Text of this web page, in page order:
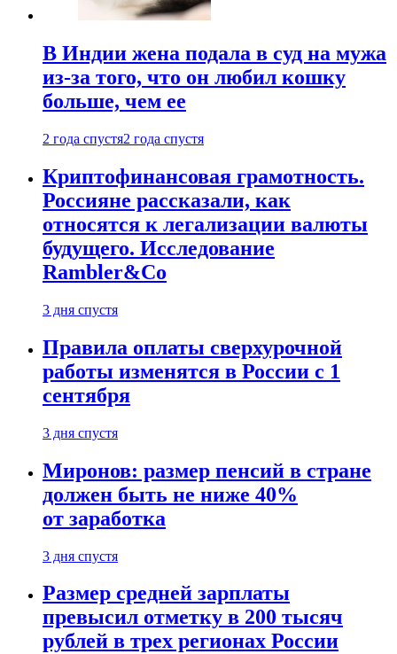
В Индии жена подала в суд на мужа
из-за того, что он любил кошку
больше, чем ее
2 года спустя2 года спустя
Криптофинансовая грамотность.
Россияне рассказали, как
относятся к легализации валюты
будущего. Исследование
Rambler&Co
3 дня спустя
Правила оплаты сверхурочной
работы изменятся в России с 1
сентября
3 дня спустя
Миронов: размер пенсий в стране
должен быть не ниже 40%
от заработка
3 дня спустя
Размер средней зарплаты
превысил отметку в 200 тысяч
рублей в трех регионах России